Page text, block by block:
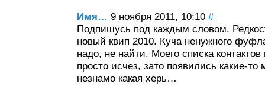
Имя… 9 ноября 2011, 10:10 #
Подпишусь под каждым словом.
новый квип 2010. Куча ненужного
надо, не найти. Моего списка
просто исчез, зато появились какие-
незнамо какая херь…